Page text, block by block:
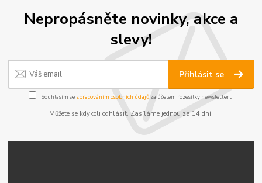
Nepropásněte novinky, akce a
slevy!
Přihlásit se
Souhlasím se zpracováním osobních údajůza účelem rozesílky newsletteru.
Můžete se kdykoli odhlásit. Zasíláme jednou za 14 dní.